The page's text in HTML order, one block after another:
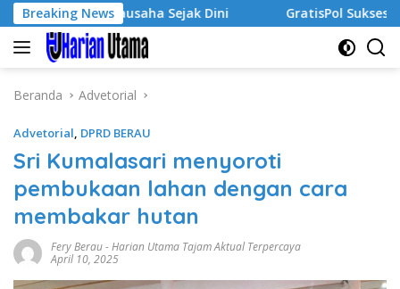
Langsung
ke
konten
Breaking News
Wirausaha Sejak Dini GratisPol Sukses Jangkau
Beranda Advetorial
Advetorial, DPRD BERAU
Sri Kumalasari menyoroti
pembukaan lahan dengan cara
membakar hutan
Fery Berau-Harian Utama Tajam Aktual Terpercaya
April 10, 2025